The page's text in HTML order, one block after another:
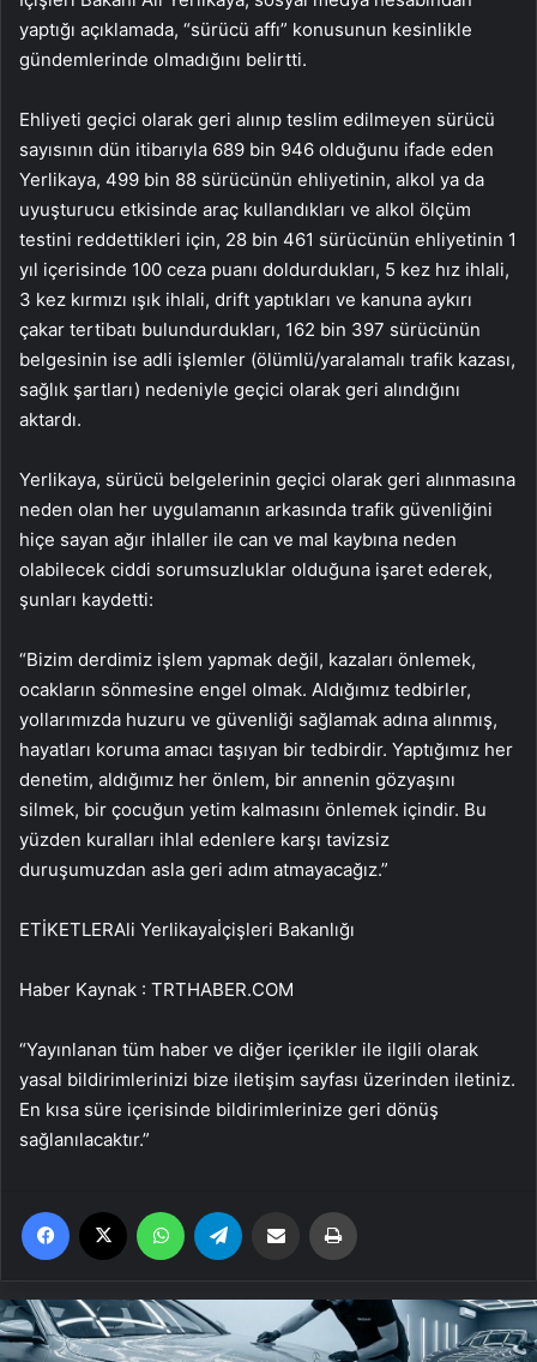
yaptığı açıklamada, “sürücü affı” konusunun kesinlikle
gündemlerinde olmadığını belirtti.
Ehliyeti geçici olarak geri alınıp teslim edilmeyen sürücü
sayısının dün itibarıyla 689 bin 946 olduğunu ifade eden
Yerlikaya, 499 bin 88 sürücünün ehliyetinin, alkol ya da
uyuşturucu etkisinde araç kullandıkları ve alkol ölçüm
testini reddettikleri için, 28 bin 461 sürücünün ehliyetinin 1
yıl içerisinde 100 ceza puanı doldurdukları, 5 kez hız ihlali,
3 kez kırmızı ışık ihlali, drift yaptıkları ve kanuna aykırı
çakar tertibatı bulundurdukları, 162 bin 397 sürücünün
belgesinin ise adli işlemler (ölümlü/yaralamalı trafik kazası,
sağlık şartları) nedeniyle geçici olarak geri alındığını
aktardı.
Yerlikaya, sürücü belgelerinin geçici olarak geri alınmasına
neden olan her uygulamanın arkasında trafik güvenliğini
hiçe sayan ağır ihlaller ile can ve mal kaybına neden
olabilecek ciddi sorumsuzluklar olduğuna işaret ederek,
şunları kaydetti:
“Bizim derdimiz işlem yapmak değil, kazaları önlemek,
ocakların sönmesine engel olmak. Aldığımız tedbirler,
yollarımızda huzuru ve güvenliği sağlamak adına alınmış,
hayatları koruma amacı taşıyan bir tedbirdir. Yaptığımız her
denetim, aldığımız her önlem, bir annenin gözyaşını
silmek, bir çocuğun yetim kalmasını önlemek içindir. Bu
yüzden kuralları ihlal edenlere karşı tavizsiz
duruşumuzdan asla geri adım atmayacağız.”
ETİKETLERAli Yerlikayaİçişleri Bakanlığı
Haber Kaynak : TRTHABER.COM
“Yayınlanan tüm haber ve diğer içerikler ile ilgili olarak
yasal bildirimlerinizi bize iletişim sayfası üzerinden iletiniz.
En kısa süre içerisinde bildirimlerinize geri dönüş
sağlanılacaktır.”
Facebook WhatsApp Email'den paylaş